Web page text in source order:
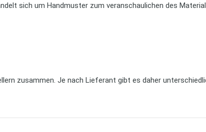
sich um Handmuster zum veranschaulichen des
zusammen. Je nach Lieferant gibt es daher